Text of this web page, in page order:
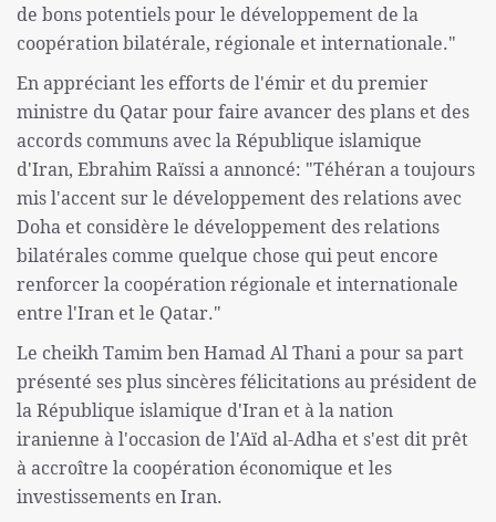
de bons potentiels pour le développement de la
coopération bilatérale, régionale et internationale."
En appréciant les efforts de l'émir et du premier
ministre du Qatar pour faire avancer des plans et des
accords communs avec la République islamique
d'Iran, Ebrahim Raïssi a annoncé: "Téhéran a toujours
mis l'accent sur le développement des relations avec
Doha et considère le développement des relations
bilatérales comme quelque chose qui peut encore
renforcer la coopération régionale et internationale
entre l'Iran et le Qatar."
Le cheikh Tamim ben Hamad Al Thani a pour sa part
présenté ses plus sincères félicitations au président de
la République islamique d'Iran et à la nation
iranienne à l'occasion de l'Aïd al-Adha et s'est dit prêt
à accroître la coopération économique et les
investissements en Iran.